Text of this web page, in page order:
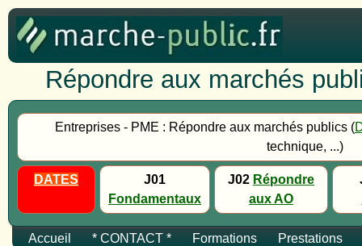
Répondre aux marchés
Entreprises - PME : Répondre aux marchés publics (
technique, ...)
DATES
J01
Fondamentaux
J02 Répondre
aux AO
Accueil * CONTACT * Formations Prestations